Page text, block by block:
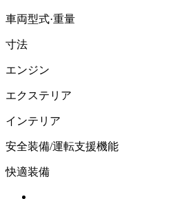
車両型式·重量
寸法
エンジン
エクステリア
インテリア
安全装備/運転支援機能
快適装備